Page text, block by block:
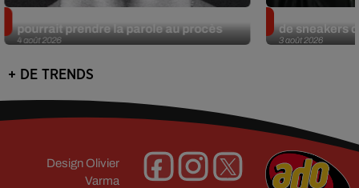
4 août 2026
pourrait prendre la parole au procès
3 août 2026
de sneakers
+ DE TRENDS
Design Olivier
Varma